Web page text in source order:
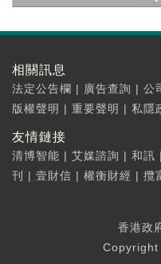
相關訊息
法定公告欄 | 廣告查詢 | 公
版權聲明 | 重要聲明 | 私隱
友情鏈接
清博智能 | 艾媒諮詢 | 和訊 |
刊
| 壹財信 | 權衡財經 | 攬
香港政
Copyright